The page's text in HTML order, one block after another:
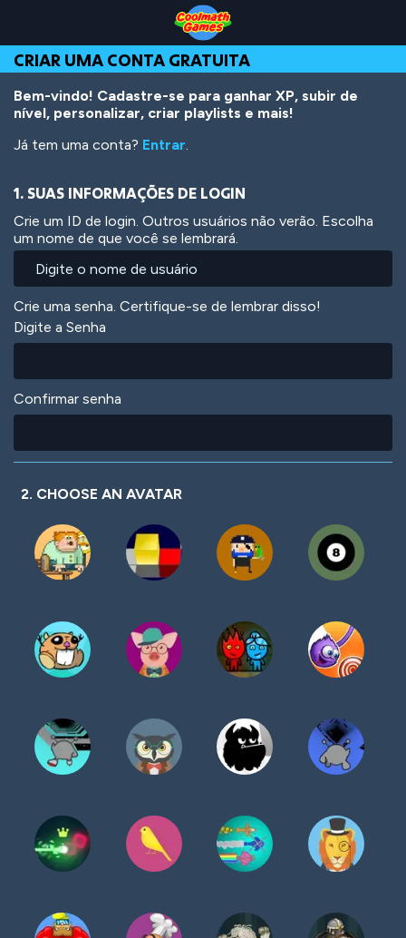
Top
of
Page
Navigation
Main
Content
Footer
o
conteúdo
principal
CRIAR UMA CONTA GRATUITA
Bem-vindo! Cadastre-se para ganhar XP, subir de
nível, personalizar, criar playlists e mais!
Já tem uma conta? Entrar.
1. SUAS INFORMAÇÕES DE LOGIN
Crie um ID de login. Outros usuários não verão. Escolha
um nome de que você se lembrará.
Crie uma senha. Certifique-se de lembrar disso!
Digite a Senha
Confirmar senha
2. CHOOSE AN AVATAR